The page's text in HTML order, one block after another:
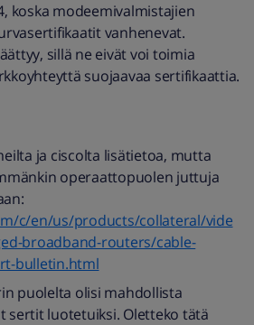
koska modeemivalmistajien
vanhenevat.
sillä ne eivät voi toimia
suojaavaa sertifikaattia.
ja ciscolta lisätietoa, mutta
operaattopuolen juttuja
c/en/us/products/collateral/vide
broadband-routers/cable-
bulletin.html
puolelta olisi mahdollista
sertit luotetuiksi. Oletteko tätä